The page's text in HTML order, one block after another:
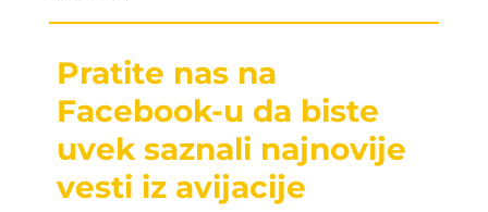
Pratite nas na
Facebook-u da biste
uvek saznali najnovije
vesti iz avijacije